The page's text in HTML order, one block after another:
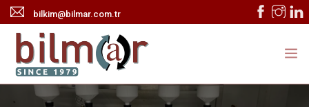
bilkim@bilmar.com.tr
ANASAYFA